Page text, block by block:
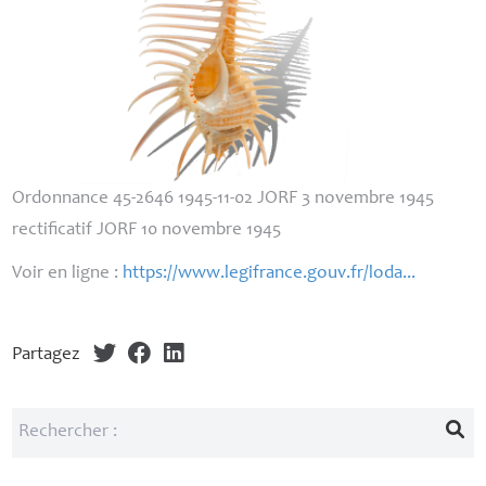
Ordonnance 45-2646 1945-11-02JORF 3 novembre 1945
rectificatifJORF 10 novembre 1945
Voir en ligne : https://www.legifrance.gouv.fr/loda...
Partagez